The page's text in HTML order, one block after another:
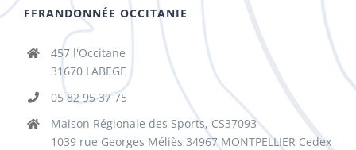
FFRANDONNÉE OCCITANIE
457 l'Occitane
31670 LABEGE
05 82 95 37 75
Maison Régionale des Sports, CS37093
1039 rue Georges Méliès 34967 MONTPELLIER Cedex